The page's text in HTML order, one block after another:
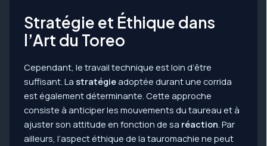
Stratégie et Éthique dans
l’Art du Toreo
Cependant, le travail technique est loin d’être
suffisant. La stratégieadoptée durant une corrida
est également déterminante. Cette approche
consiste à anticiper les mouvements du taureau et à
ajuster son attitude en fonction de sa réaction. Par
ailleurs, l’aspect éthique de la tauromachie ne peut